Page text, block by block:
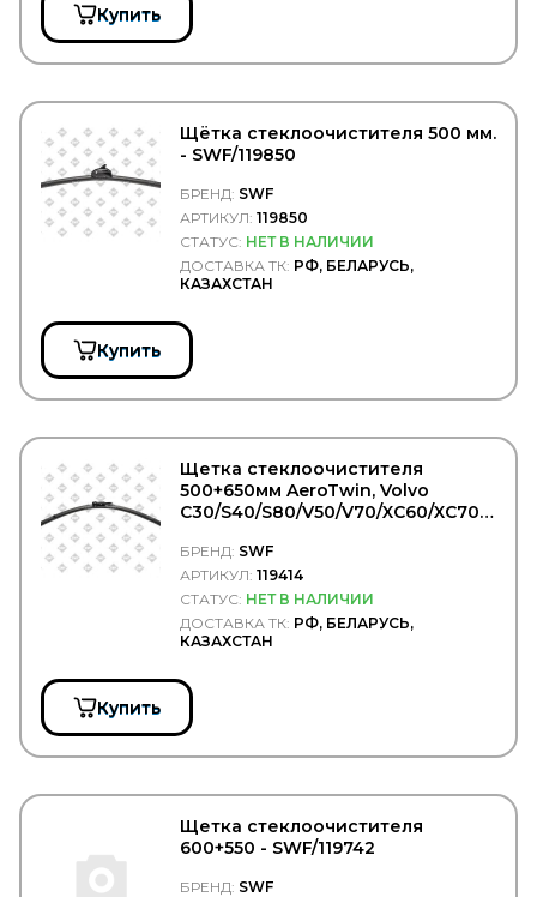
YETSAN
YOKOHAMA
YURTSAN
ZEKKERT
ZERO
ZETEX
Zevs
АвтоБаки
АвтоБРОНЯ
Автодело
Автодеталь
Автореал
АДВЕРС (Планар, Теплостар, Бинар, Спутник)
Белавтокомплект
ГАЗ
ГАЗПРОМ НЕФТЬ
Дело Техники
ЗАО "Обнинскоргсинтез"
КОНТАКТ
Ленполимер
ЛУКОЙЛ
МЗСА
ПААЗ
Купить
Щётка стеклоочистителя 500 мм.
- SWF/119850
БРЕНД: SWF
АРТИКУЛ: 119850
СТАТУС: НЕТ В НАЛИЧИИ
ДОСТАВКА ТК: РФ, БЕЛАРУСЬ,
КАЗАХСТАН
Купить
Щетка стеклоочистителя
500+650мм AeroTwin, Volvo
С30/S40/S80/V50/V70/XC60/XC70 -
БРЕНД: SWF
АРТИКУЛ: 119414
СТАТУС: НЕТ В НАЛИЧИИ
ДОСТАВКА ТК: РФ, БЕЛАРУСЬ,
КАЗАХСТАН
Купить
Щетка стеклоочистителя
600+550 - SWF/119742
БРЕНД: SWF